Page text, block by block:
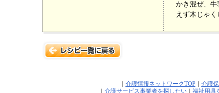
かき混ぜ、
えず木じゃ
介護情報ネットワークTOP｜ 介護
介護サービス事業者を探したい 福祉用具